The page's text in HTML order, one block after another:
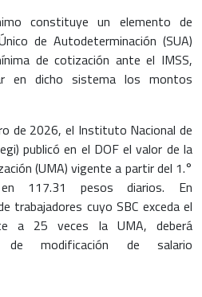
constituye un elemento de
de Autodeterminación (SUA)
de cotización ante el IMSS,
en dicho sistema los montos
de 2026, el Instituto Nacional de
publicó en el DOF el valor de la
(UMA) vigente a partir del 1.°
117.31 pesos diarios. En
trabajadores cuyo SBC exceda el
a 25 veces la UMA, deberá
modificación de salario